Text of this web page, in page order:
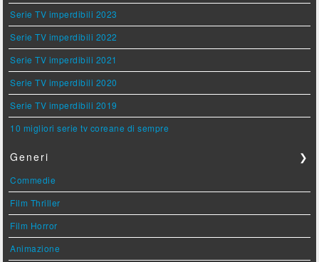
Serie TV imperdibili 2023
Serie TV imperdibili 2022
Serie TV imperdibili 2021
Serie TV imperdibili 2020
Serie TV imperdibili 2019
10 migliori serie tv coreane di sempre
Generi ❯
Commedie
Film Thriller
Film Horror
Animazione